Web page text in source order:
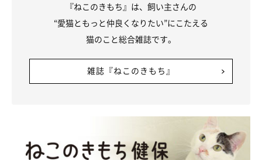
『ねこのきもち』は、飼い主さんの
“愛猫ともっと仲良くなりたい”にこたえる
猫のこと総合雑誌です。
雑誌『ねこのきもち』